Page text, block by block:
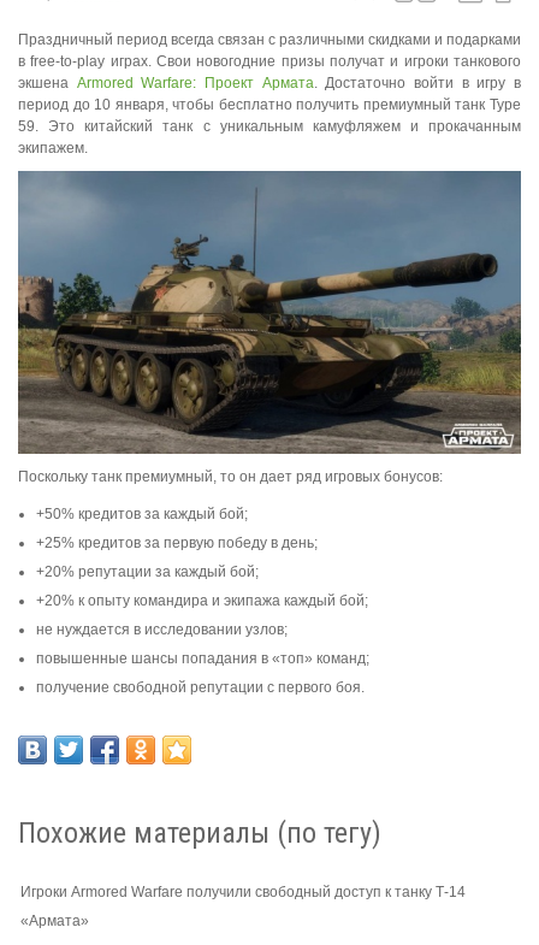
Праздничный период всегда связан с различными скидками и подарками
в free-to-play играх. Свои новогодние призы получат и игроки танкового
экшена Armored Warfare: Проект Армата. Достаточно войти в игру в
период до 10 января, чтобы бесплатно получить премиумный танк Type
59. Это китайский танк с уникальным камуфляжем и прокачанным
экипажем.
Поскольку танк премиумный, то он дает ряд игровых бонусов:
+50% кредитов за каждый бой;
+25% кредитов за первую победу в день;
+20% репутации за каждый бой;
+20% к опыту командира и экипажа каждый бой;
не нуждается в исследовании узлов;
повышенные шансы попадания в «топ» команд;
получение свободной репутации с первого боя.
Похожие материалы (по тегу)
Игроки Armored Warfare получили свободный доступ к танку Т-14
«Армата»